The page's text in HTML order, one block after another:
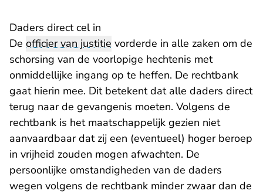
Daders direct cel in
De officier van justitie vorderde in alle zaken om de
schorsing van de voorlopige hechtenis met
onmiddellijke ingang op te heffen. De rechtbank
gaat hierin mee. Dit betekent dat alle daders direct
terug naar de gevangenis moeten. Volgens de
rechtbank is het maatschappelijk gezien niet
aanvaardbaar dat zij een (eventueel) hoger beroep
in vrijheid zouden mogen afwachten. De
persoonlijke omstandigheden van de daders
wegen volgens de rechtbank minder zwaar dan de